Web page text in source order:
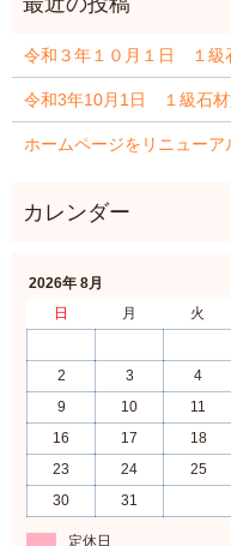
令和３年１０月１日 １級
令和3年10月1日 １級石材
ホームページをリニューア
2026年 8月
日
月 火
2
3 4
9
10 11
16
17 18
23
24 25
30
31
定休日